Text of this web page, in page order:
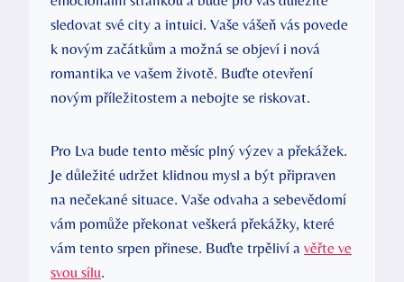
sledovat své city a intuici. Vaše vášeň vás povede
k novým začátkům a možná se objeví i nová
romantika ve vašem životě. Buďte otevření
novým příležitostem a nebojte se riskovat.
Pro Lva bude tento měsíc plný výzev a překážek.
Je důležité udržet klidnou mysl a být připraven
na nečekané situace. Vaše odvaha a sebevědomí
vám pomůže překonat veškerá překážky, které
vám tento srpen přinese. Buďte trpěliví a věřte ve
svou sílu.